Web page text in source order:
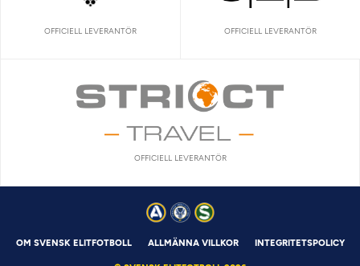
OFFICIELL LEVERANTÖR OFFICIELL LEVERANTÖR
OFFICIELL LEVERANTÖR
OM SVENSK ELITFOTBOLL ALLMÄNNA VILLKOR INTEGRITETSPOLICY